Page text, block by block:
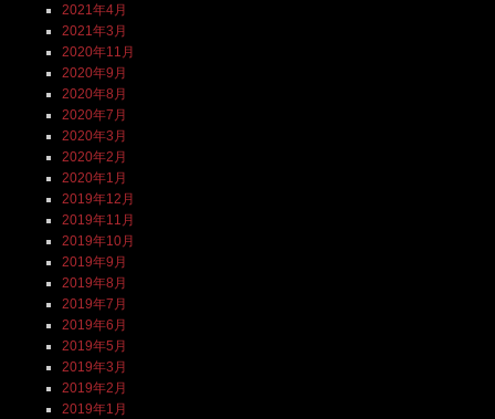
2021年4月
2021年3月
2020年11月
2020年9月
2020年8月
2020年7月
2020年3月
2020年2月
2020年1月
2019年12月
2019年11月
2019年10月
2019年9月
2019年8月
2019年7月
2019年6月
2019年5月
2019年3月
2019年2月
2019年1月